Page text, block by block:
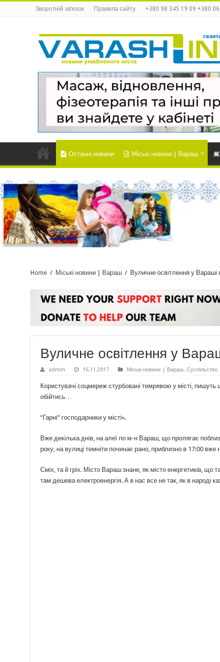
Зворотній зв’язок Правила сайту +380 98 345 19 09 +380
Останні новини Міські новини | Вараш
Home / Міські новини | Вараш / Вуличне освітлення у
Вуличне освітлення у
admin 16.11.2017 Міські новини | Вараш, Суспільство
Користувачі соцмереж стурбовані темрявою у місті,
обійтись…
“Гарні” господарники у місті».
Вже декілька днів, на алеї по м-н Вараш, що пролягає
року, на вулиці темніти починає рано, приблизно в 17:00 вже
Сміх, та й гріх. Місто Вараш знане, як місто енергетиків, що
там дешева електроенергія. А в нас все не так, як в народі